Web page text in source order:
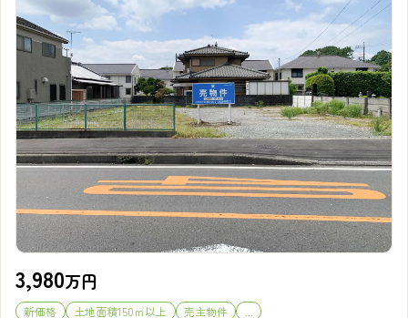
3,980万円
新価格 土地面積150㎡以上 売主物件